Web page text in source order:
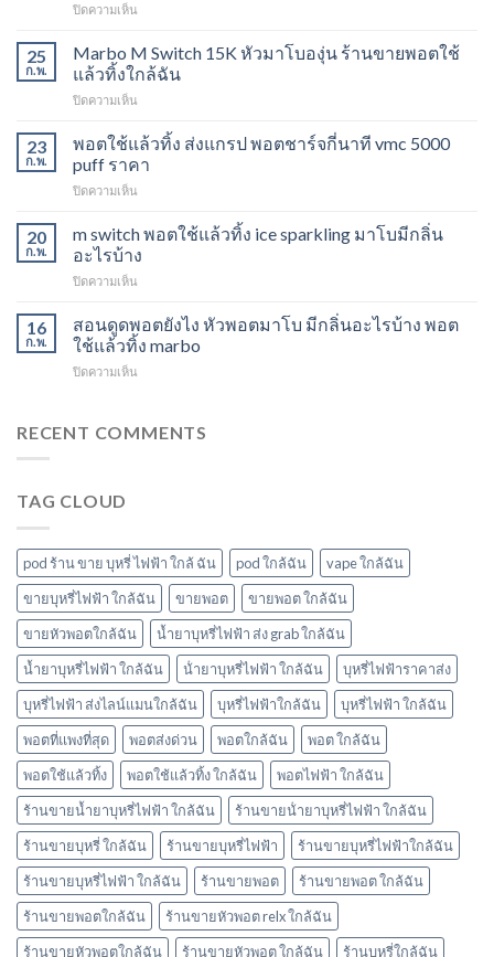
ปิดความเห็น
Switch
15K
วิธี
ดูด
ไม่
หัว
โบ
พีช
กลิ่น
พอ
ตมา
25
ก.พ.
Marbo M Switch 15K หัวมาโบองุ่น ร้านขายพอตใช้
แล้วทิ้งใกล้ฉัน
ปิดความเห็น
M
Switch
15K
หัว
โบ
ขาย
ใช้
แล้ว
ใกล้
23
ก.พ.
พอตใช้แล้วทิ้ง ส่งแกรป พอตชาร์จกี่นาที vmc 5000
puff ราคา
ปิดความเห็น
แล้ว
ทิ้ง
ส่ง
พอต
ชาร์จ
นาที
puff
20
ก.พ.
m switch พอตใช้แล้วทิ้ง ice sparkling มาโบมีกลิ่น
อะไรบ้าง
ปิดความเห็น
switch
พอต
ใช้
แล้ว
sparkling
16
ก.พ.
สอนดูดพอตยังไง หัวพอตมาโบ มีกลิ่นอะไรบ้าง พอต
ใช้แล้วทิ้ง marbo
ปิดความเห็น
พอ
โบ
มี
กลิ่น
อะไร
พอต
ใช้
แล้ว
ทิ้ง
marbo
RECENT COMMENTS
TAG CLOUD
pod ร้าน ขาย บุหรี่ ไฟฟ้า ใกล้ ฉัน pod ใกล้ฉัน
vape ใกล้ฉัน
ขายบุหรี่ไฟฟ้า ใกล้ฉัน
ขายพอต
ขายพอต ใกล้ฉัน
ขายหัวพอตใกล้ฉัน
น้ำยาบุหรี่ไฟฟ้า ส่ง grab ใกล้ฉัน
น้ำยาบุหรี่ไฟฟ้า ใกล้ฉัน
น้ํายาบุหรี่ไฟฟ้า ใกล้ฉัน
บุหรี่ไฟฟ้าราคาส่ง
บุหรี่ไฟฟ้า ส่งไลน์แมนใกล้ฉัน
บุหรี่ไฟฟ้าใกล้ฉัน
บุหรี่ไฟฟ้า ใกล้ฉัน
พอตที่แพงที่สุด
พอตส่งด่วน พอตใกล้ฉัน
พอต ใกล้ฉัน
พอตใช้แล้วทิ้ง
พอตใช้แล้วทิ้ง ใกล้ฉัน
พอตไฟฟ้า ใกล้ฉัน
ร้านขายน้ำยาบุหรี่ไฟฟ้า ใกล้ฉัน
ร้านขายน้ํายาบุหรี่ไฟฟ้า ใกล้ฉัน
ร้านขายบุหรี่ ใกล้ฉัน
ร้านขายบุหรี่ไฟฟ้า
ร้านขายบุหรี่ไฟฟ้าใกล้ฉัน
ร้านขายบุหรี่ไฟฟ้า ใกล้ฉัน
ร้านขายพอต
ร้านขายพอต ใกล้ฉัน
ร้านขายพอตใกล้ฉัน
ร้านขายหัวพอต relx ใกล้ฉัน
ร้านขายหัวพอตใกล้ฉัน
ร้านขายหัวพอต ใกล้ฉัน ร้านบุหรี่ใกล้ฉัน